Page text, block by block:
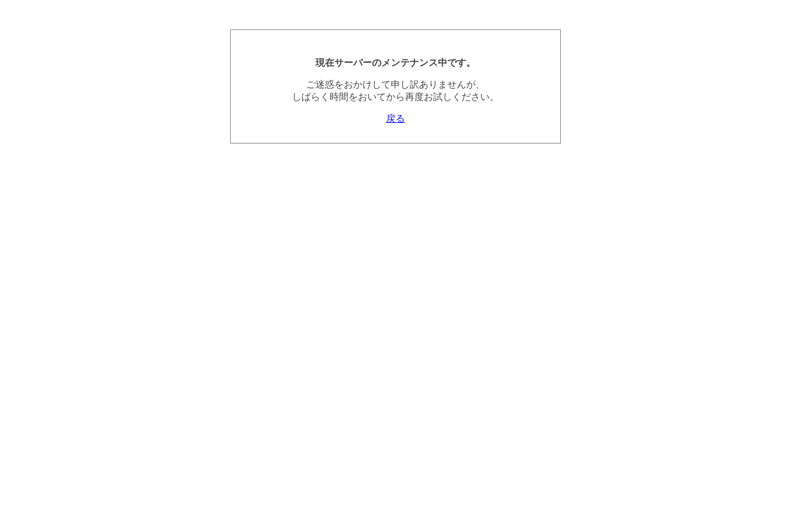
現在サーバーのメンテナンス中です。
ご迷惑をおかけして申し訳ありませんが、
しばらく時間をおいてから再度お試しください。
戻る